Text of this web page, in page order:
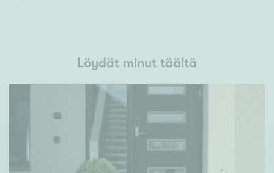
Löydät minut täältä